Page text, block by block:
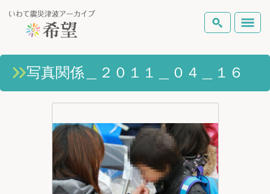
いわて震災津波アーカイブとは
ピックアップコンテンツ
検索
写真関係＿２０１１＿０４＿１６